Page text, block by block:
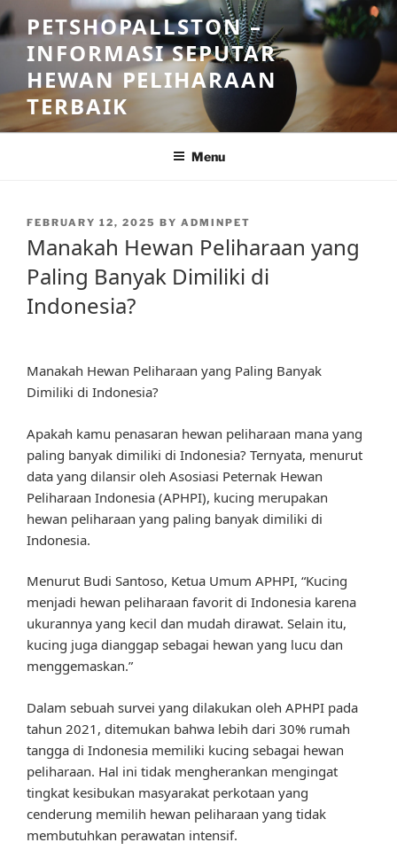
Skip
to
content
PETSHOPALLSTON –
INFORMASI SEPUTAR
HEWAN PELIHARAAN
TERBAIK
Menu
POSTED
FEBRUARY 12, 2025 BY ADMINPET
Manakah Hewan Peliharaan yang
Paling Banyak Dimiliki di
Indonesia?
Manakah Hewan Peliharaan yang Paling Banyak
Dimiliki di Indonesia?
Apakah kamu penasaran hewan peliharaan mana yang
paling banyak dimiliki di Indonesia? Ternyata, menurut
data yang dilansir oleh Asosiasi Peternak Hewan
Peliharaan Indonesia (APHPI), kucing merupakan
hewan peliharaan yang paling banyak dimiliki di
Indonesia.
Menurut Budi Santoso, Ketua Umum APHPI, “Kucing
menjadi hewan peliharaan favorit di Indonesia karena
ukurannya yang kecil dan mudah dirawat. Selain itu,
kucing juga dianggap sebagai hewan yang lucu dan
menggemaskan.”
Dalam sebuah survei yang dilakukan oleh APHPI pada
tahun 2021, ditemukan bahwa lebih dari 30% rumah
tangga di Indonesia memiliki kucing sebagai hewan
peliharaan. Hal ini tidak mengherankan mengingat
tingkat kesibukan masyarakat perkotaan yang
cenderung memilih hewan peliharaan yang tidak
membutuhkan perawatan intensif.